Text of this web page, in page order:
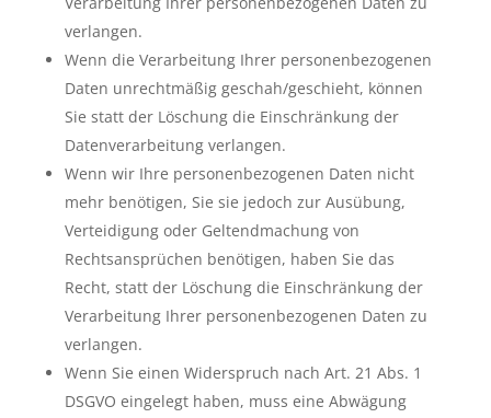
verlangen.
Wenn die Verarbeitung Ihrer personenbezogenen
Daten unrechtmäßig geschah/geschieht, können
Sie statt der Löschung die Einschränkung der
Datenverarbeitung verlangen.
Wenn wir Ihre personenbezogenen Daten nicht
mehr benötigen, Sie sie jedoch zur Ausübung,
Verteidigung oder Geltendmachung von
Rechtsansprüchen benötigen, haben Sie das
Recht, statt der Löschung die Einschränkung der
Verarbeitung Ihrer personenbezogenen Daten zu
verlangen.
Wenn Sie einen Widerspruch nach Art. 21 Abs. 1
DSGVO eingelegt haben, muss eine Abwägung